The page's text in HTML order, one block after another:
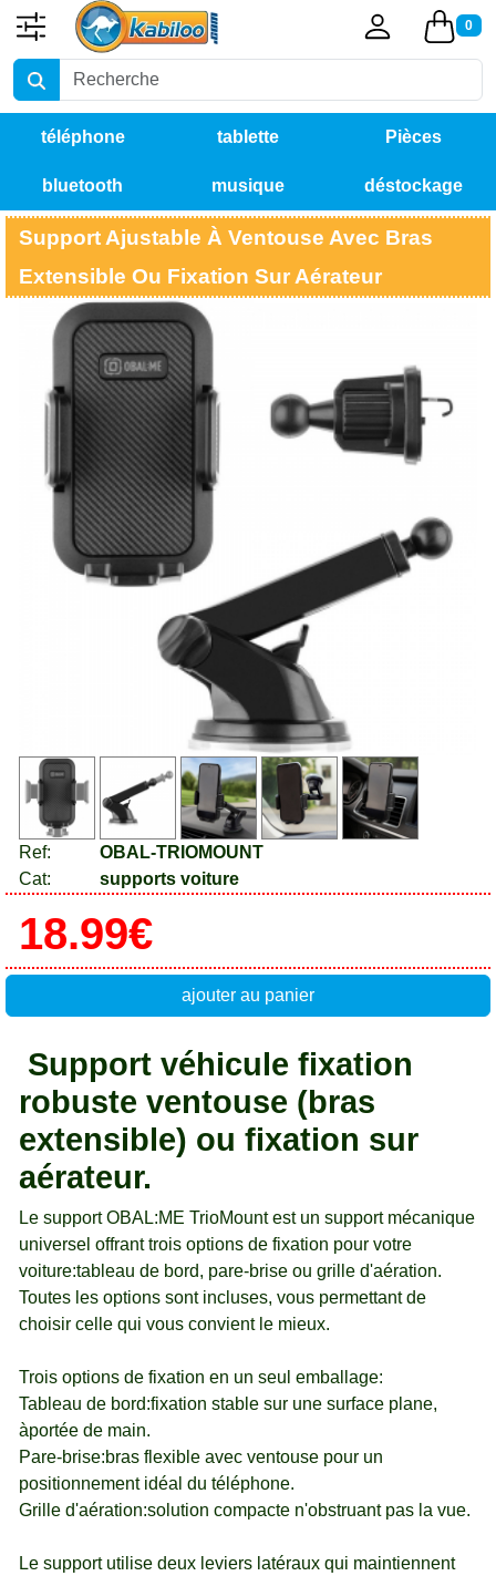
0
téléphone tablette Pièces
détachées
bluetooth musique déstockage
Support Ajustable À Ventouse Avec Bras
Extensible Ou Fixation Sur Aérateur
Ref:
OBAL-TRIOMOUNT
Cat:
supports voiture
18.99€
ajouter au panier
Support véhicule fixation
robuste ventouse (bras
extensible) ou fixation sur
aérateur.
Le support OBAL:ME TrioMount est un support mécanique
universel offrant trois options de fixation pour votre
voiture:tableau de bord, pare-brise ou grille d'aération.
Toutes les options sont incluses, vous permettant de
choisir celle qui vous convient le mieux.
Trois options de fixation en un seul emballage:
Tableau de bord:fixation stable sur une surface plane,
àportée de main.
Pare-brise:bras flexible avec ventouse pour un
positionnement idéal du téléphone.
Grille d'aération:solution compacte n'obstruant pas la vue.
Le support utilise deux leviers latéraux qui maintiennent